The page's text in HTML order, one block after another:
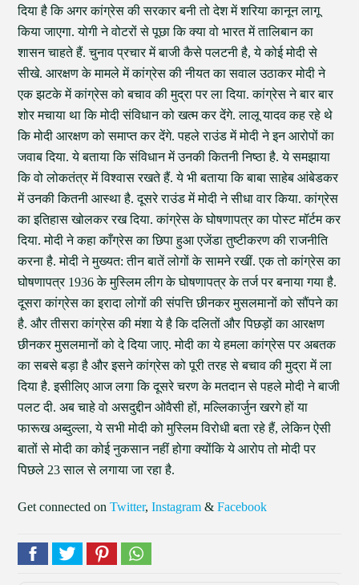
दिया है कि अगर कांग्रेस की सरकार बनी तो देश में शरिया कानून लागू
किया जाएगा. योगी ने वोटरों से पूछा कि क्या वो भारत में तालिबान का
शासन चाहते हैं. चुनाव प्रचार में बाजी कैसे पलटनी है, ये कोई मोदी से
सीखे. आरक्षण के मामले में कांग्रेस की नीयत का सवाल उठाकर मोदी ने
एक झटके में कांग्रेस को बचाव की मुद्रा पर ला दिया. कांग्रेस ने बार बार
शोर मचाया था कि मोदी संविधान को खत्म कर देंगे. लालू यादव कह रहे थे
कि मोदी आरक्षण को समाप्त कर देंगे. पहले राउंड में मोदी ने इन आरोपों का
जवाब दिया. ये बताया कि संविधान में उनकी कितनी निष्ठा है. ये समझाया
कि वो लोकतंत्र में विश्वास रखते हैं. ये भी बताया कि बाबा साहेब आंबेडकर
में उनकी कितनी आस्था है. दूसरे राउंड में मोदी ने सीधा वार किया. कांग्रेस
का इतिहास खोलकर रख दिया. कांग्रेस के घोषणापत्र का पोस्ट मॉर्टम कर
दिया. मोदी ने कहा काँग्रेस का छिपा हुआ एजेंडा तुष्टीकरण की राजनीति
करना है. मोदी ने मुख्यत: तीन बातें लोगों के सामने रखीं. एक तो कांग्रेस का
घोषणापत्र 1936 के मुस्लिम लीग के घोषणापत्र के तर्ज पर बनाया गया है.
दूसरा कांग्रेस का इरादा लोगों की संपत्ति छीनकर मुसलमानों को सौंपने का
है. और तीसरा कांग्रेस की मंशा ये है कि दलितों और पिछड़ों का आरक्षण
छीनकर मुसलमानों को दे दिया जाए. मोदी का ये हमला कांग्रेस पर अबतक
का सबसे बड़ा है और इसने कांग्रेस को पूरी तरह से बचाव की मुद्रा में ला
दिया है. इसीलिए आज लगा कि दूसरे चरण के मतदान से पहले मोदी ने बाजी
पलट दी. अब चाहे वो असदुद्दीन ओवैसी हों, मल्लिकार्जुन खरगे हों या
फारूख अब्दुल्ला, ये सभी मोदी को मुस्लिम विरोधी बता रहे हैं, लेकिन ऐसी
बातों से मोदी का कोई नुकसान नहीं होगा क्योंकि ये आरोप तो मोदी पर
पिछले 23 साल से लगाया जा रहा है.
Get connected onTwitter,Instagram &Facebook